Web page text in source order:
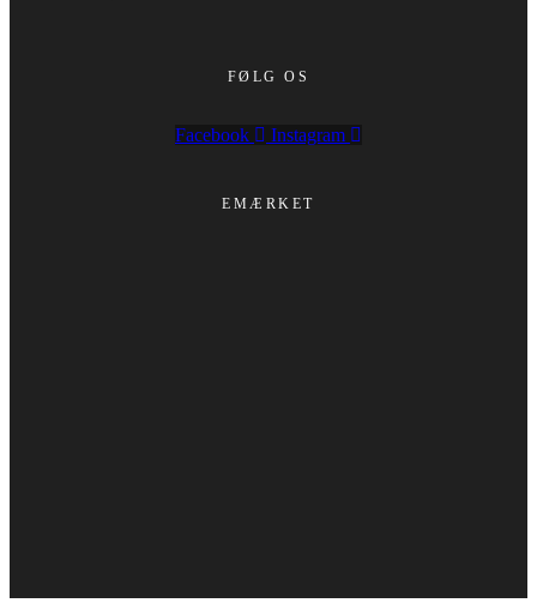
FØLG OS
Facebook Instagram
EMÆRKET